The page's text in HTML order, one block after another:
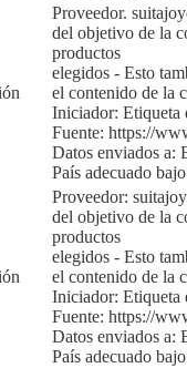
Proveedor.
del objetivo de la
productos
elegidos - Esto
el contenido de la
Iniciador: Etiqueta
Fuente: https://
Datos enviados a:
País adecuado
Proveedor:
del objetivo de la
productos
elegidos - Esto
el contenido de la
Iniciador: Etiqueta
Fuente: https://
Datos enviados a:
País adecuado